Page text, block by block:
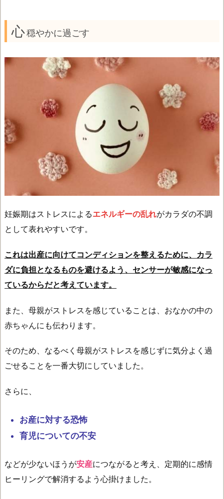
心穏やかに過ごす
妊娠期はストレスによるエネルギーの乱れがカラダの不調
として表れやすいです。
これは出産に向けてコンディションを整えるために、カラ
ダに負担となるものを避けるよう、センサーが敏感になっ
ているからだと考えています。
また、母親がストレスを感じていることは、おなかの中の
赤ちゃんにも伝わります。
そのため、なるべく母親がストレスを感じずに気分よく過
ごせることを一番大切にしていました。
さらに、
お産に対する恐怖
育児についての不安
などが少ないほうが安産につながると考え、定期的に感情
ヒーリングで解消するよう心掛けました。